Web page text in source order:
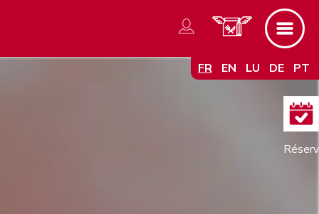
FR EN LU DE PT